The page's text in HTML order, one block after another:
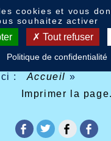
: Accueil »
Imprimer la
cookies et vous
souhaitez activer
Tout refuser
Politique de confidentialité